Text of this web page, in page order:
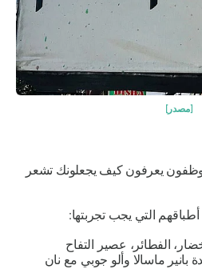
[مصدر]
يعرفون كيف يجعلونك تشعر
التي يجب تجربتها:
الفطائر، عصير التفاح
بانير ماسالا وألو جوبي مع نان